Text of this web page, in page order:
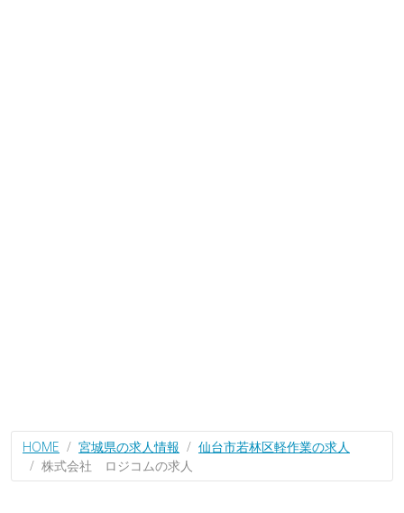
HOME 宮城県の求人情報
仙台市若林区軽作業の求人
株式会社 ロジコムの求人